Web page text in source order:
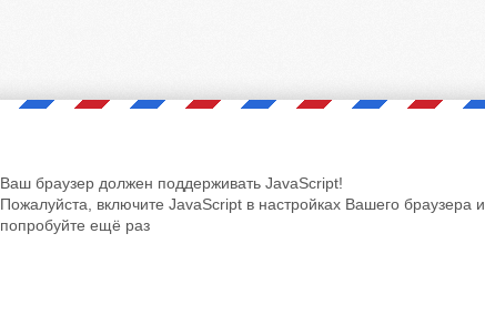
Ваш браузер должен поддерживать JavaScript!
Пожалуйста, включите JavaScript в настройках Вашего браузера и
попробуйте ещё раз